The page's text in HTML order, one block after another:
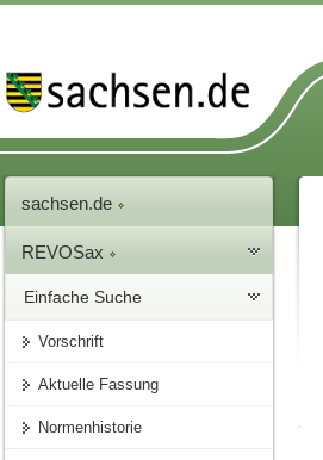
sachsen.de
REVOSax
Einfache Suche
Vorschrift
Aktuelle Fassung
Normenhistorie